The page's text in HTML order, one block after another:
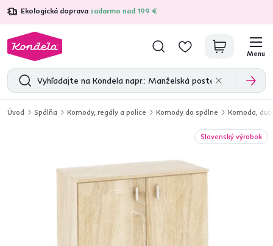
Ekologická doprava zadarmo nad 199 €
4,7 31 211overených produktových recenzií
Menu
Úvod Spálňa Komody, regály a police Komody do spálne Komoda,
Slovenský výrobok